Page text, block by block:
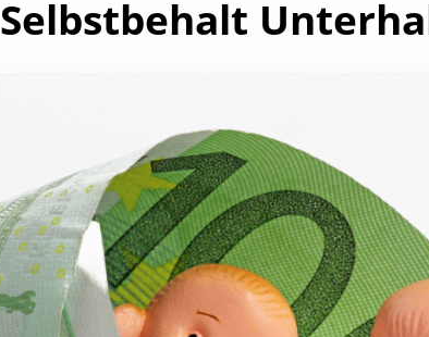
Selbstbehalt